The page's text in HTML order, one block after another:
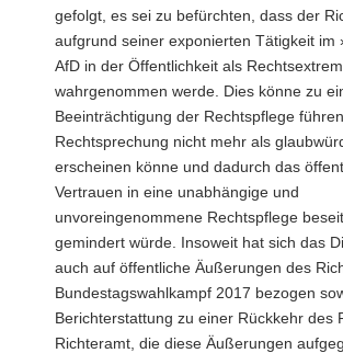
gefolgt, es sei zu befürchten, dass der
aufgrund seiner exponierten Tätigkeit im
AfD in der Öffentlichkeit als
wahrgenommen werde. Dies könne zu
Beeinträchtigung der Rechtspflege
Rechtsprechung nicht mehr als
erscheinen könne und dadurch das
Vertrauen in eine unabhängige und
unvoreingenommene Rechtspflege
gemindert würde. Insoweit hat sich das
auch auf öffentliche Äußerungen des
Bundestagswahlkampf 2017 bezogen
Berichterstattung zu einer Rückkehr des
Richteramt, die diese Äußerungen